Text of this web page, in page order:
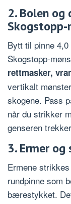
2. Bolen
Bytt til pinne
Skogstopp-
rettmasker,
vertikalt
skogene. Pass
når du strikker
genseren
3. Ermer
Ermene
rundpinne som
bærestykket.